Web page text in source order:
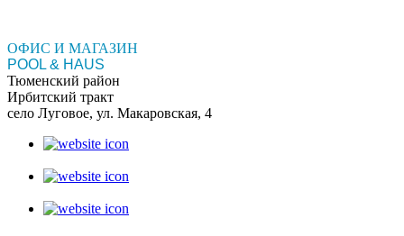
ОФИС И МАГАЗИН
POOL & HAUS
Тюменский район
Ирбитский тракт
село Луговое, ул. Макаровская, 4